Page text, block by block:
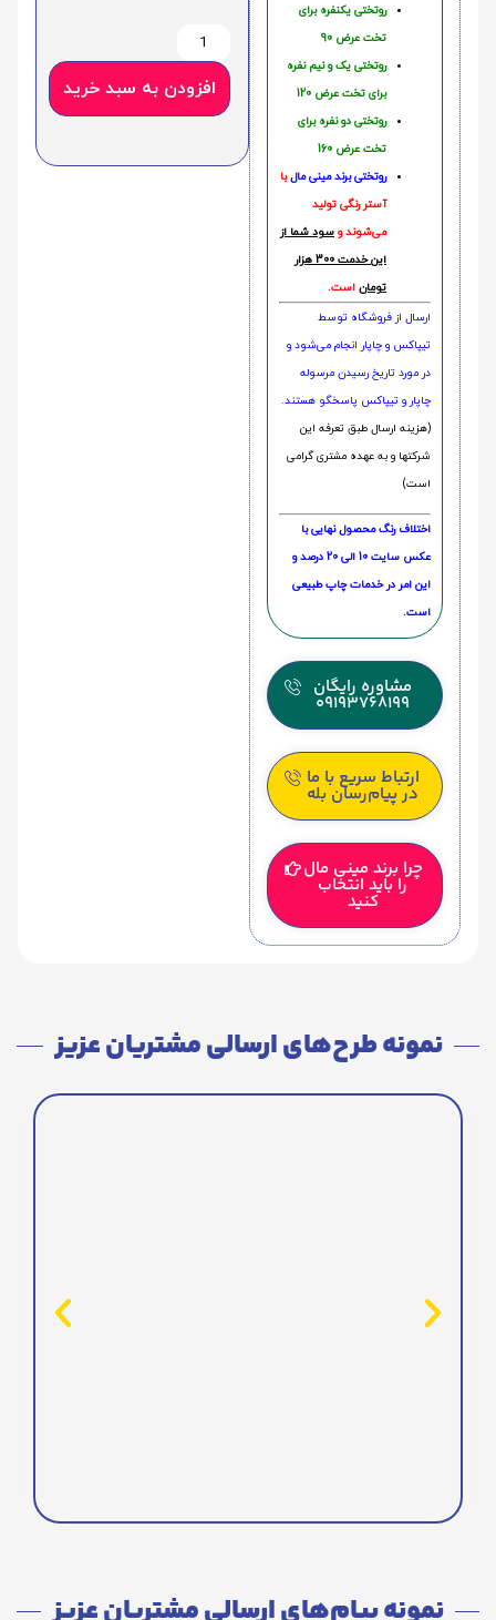
روتختی یکنفره برای
تخت عرض 90
روتختی یک و نیم نفره
برای تخت عرض 120
روتختی دو نفره برای
تخت عرض 160
روتختی‌ برند مینی مالبا
آستر رنگی تولید
می‌شوند و سود شما از
این خدمت 300 هزار
تومان است.
ارسال از فروشگاه توسط
تیپاکس و چاپار انجام می‌شود و
در مورد تاریخ رسیدن مرسوله
چاپار و تیپاکس پاسخگو هستند.
(هزینه ارسال طبق تعرفه این
شرکتها و به عهده مشتری گرامی
است)
اختلاف رنگ محصول نهایی با
عکس سایت 10 الی 20 درصد و
این امر در خدمات چاپ طبیعی
است.
مشاوره رایگان
09193768199
ارتباط سریع با ما
در پیام‌رسان بله
چرا برند مینی مال
را باید انتخاب
کنید
افزودن به سبد خرید
نمونه طرح‌های ارسالی مشتریان عزیز